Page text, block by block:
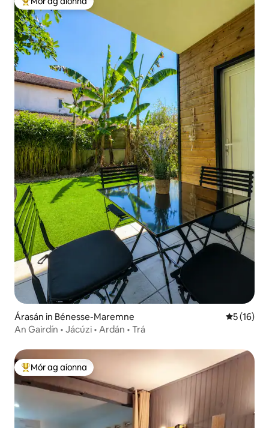
An-mhór ag aíonna
Árasán in Bénesse-Maremne
5 (16)
An Gairdín • Jácúzi • Ardán • Trá
An-mhór ag aíonna
Mór ag aíonna